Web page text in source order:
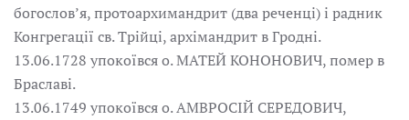
богослов’я, протоархимандрит (два реченці) і радник
Конгрегації св. Трійці, архімандрит в Гродні.
13.06.1728 упокоївся о. МАТЕЙ КОНОНОВИЧ, помер в
Браславі.
13.06.1749 упокоївся о. АМВРОСІЙ СЕРЕДОВИЧ,